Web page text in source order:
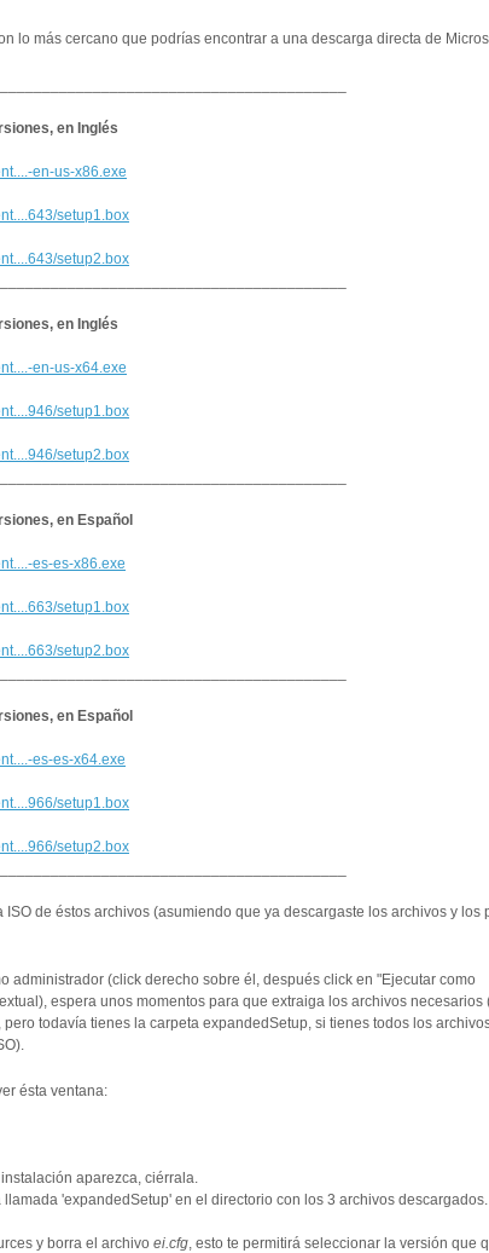
lo más cercano que podrías encontrar a una descarga directa de
en Inglés
en-us-x86.exe
setup1.box
setup2.box
en Inglés
en-us-x64.exe
setup1.box
setup2.box
en Español
es-es-x86.exe
setup1.box
setup2.box
en Español
es-es-x64.exe
setup1.box
setup2.box
ISO de éstos archivos (asumiendo que ya descargaste los archivos y los
administrador (click derecho sobre él, después click en "Ejecutar como
espera unos momentos para que extraiga los archivos necesarios
todavía tienes la carpeta expandedSetup, si tienes todos los
ésta ventana:
aparezca, ciérrala.
'expandedSetup' en el directorio con los 3 archivos descargados.
y borra el archivo ei.cfg, esto te permitirá seleccionar la versión que